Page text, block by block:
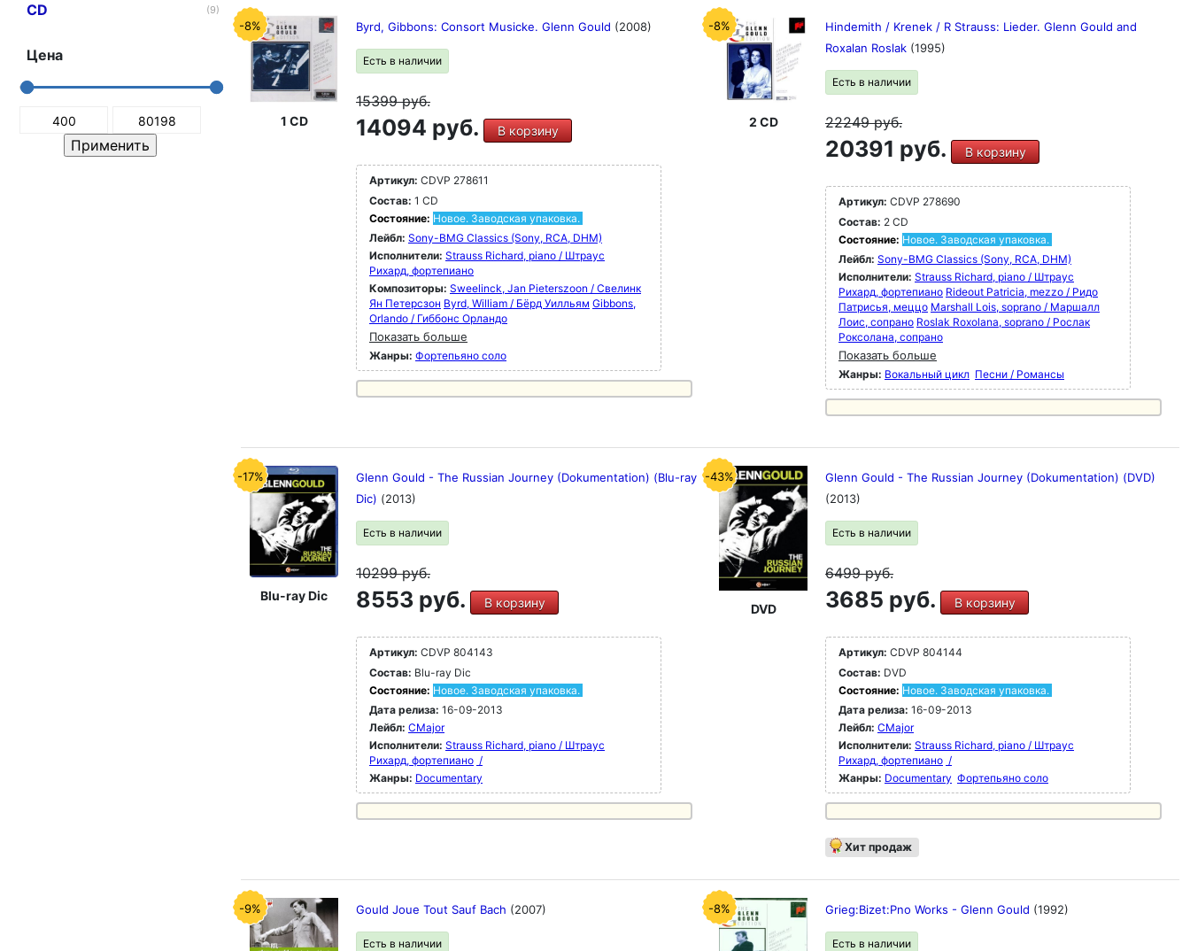
CD (9)
Цена
-8%
1 CD
Byrd, Gibbons: Consort Musicke. Glenn Gould (2008)
Есть в наличии
15399руб.
14094 руб. В корзину
Артикул: CDVP 278611
Состав: 1 CD
Состояние: Новое. Заводская упаковка.
Лейбл: Sony-BMG Classics (Sony, RCA, DHM)
Исполнители: Strauss Richard, piano / Штраус
Рихард, фортепиано
Композиторы: Sweelinck, Jan Pieterszoon / Свелинк
Ян Петерсзон Byrd, William / Бёрд Уилльям Gibbons,
Orlando / Гиббонс Орландо
Показать больше
Жанры: Фортепьяно соло
-8%
2 CD
Hindemith / Krenek / R Strauss: Lieder. Glenn Gould and
Roxalan Roslak (1995)
Есть в наличии
22249руб.
20391 руб. В корзину
Артикул: CDVP 278690
Состав: 2 CD
Состояние: Новое. Заводская упаковка.
Лейбл: Sony-BMG Classics (Sony, RCA, DHM)
Исполнители: Strauss Richard, piano / Штраус
Рихард, фортепиано Rideout Patricia, mezzo / Ридо
Патрисья, меццо Marshall Lois, soprano / Маршалл
Лоис, сопрано Roslak Roxolana, soprano / Рослак
Роксолана, сопрано
Показать больше
Жанры: Вокальный цикл Песни / Романсы
-17%
Blu-ray Dic
Glenn Gould - The Russian Journey (Dokumentation) (Blu-ray
Dic) (2013)
Есть в наличии
10299руб.
8553 руб. В корзину
Артикул: CDVP 804143
Состав: Blu-ray Dic
Состояние: Новое. Заводская упаковка.
Дата релиза: 16-09-2013
Лейбл: CMajor
Исполнители: Strauss Richard, piano / Штраус
Рихард, фортепиано /
Жанры: Documentary
-43%
DVD
Glenn Gould - The Russian Journey (Dokumentation) (DVD)
(2013)
Есть в наличии
6499руб.
3685 руб. В корзину
Артикул: CDVP 804144
Состав: DVD
Состояние: Новое. Заводская упаковка.
Дата релиза: 16-09-2013
Лейбл: CMajor
Исполнители: Strauss Richard, piano / Штраус
Рихард, фортепиано /
Жанры: Documentary Фортепьяно соло
Хит продаж
-9% Gould Joue Tout Sauf Bach (2007)
Есть в наличии
-8% Grieg:Bizet:Pno Works - Glenn Gould (1992)
Есть в наличии